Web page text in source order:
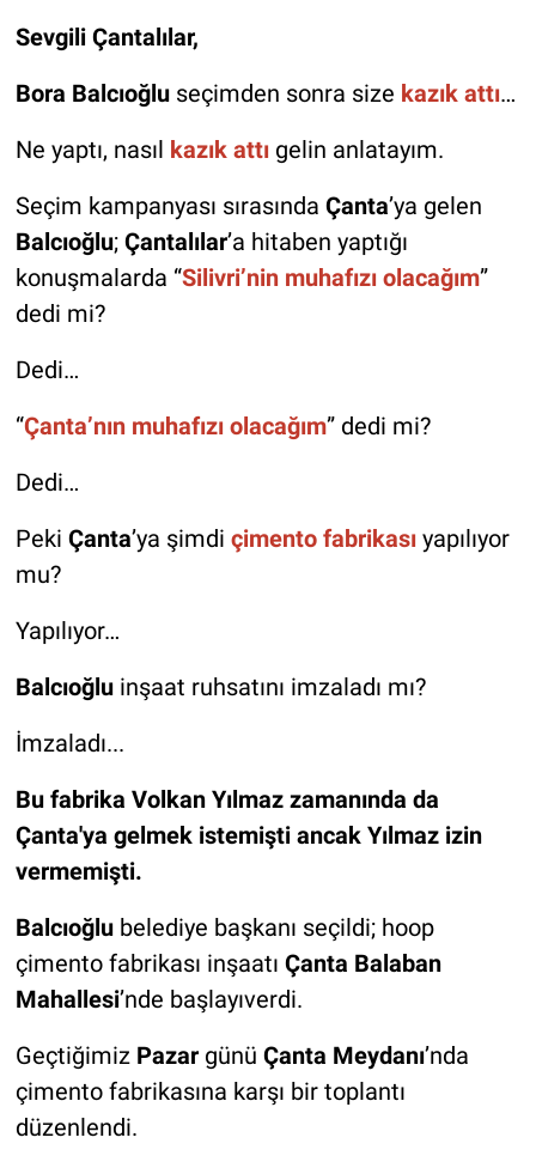
Sevgili Çantalılar,
Bora Balcıoğlu seçimden sonra size kazık attı…
Ne yaptı, nasıl kazık attıgelin anlatayım.
Seçim kampanyası sırasında Çanta’ya gelen
Balcıoğlu; Çantalılar’a hitaben yaptığı
konuşmalarda “Silivri’nin muhafızı olacağım”
dedi mi?
Dedi…
“Çanta’nın muhafızı olacağım” dedi mi?
Dedi…
Peki Çanta’ya şimdi çimento fabrikasıyapılıyor
mu?
Yapılıyor…
Balcıoğluinşaat ruhsatını imzaladı mı?
İmzaladı...
Bu fabrika Volkan Yılmaz zamanında da
Çanta'ya gelmek istemişti ancak Yılmaz izin
vermemişti.
Balcıoğlubelediye başkanı seçildi; hoop
çimento fabrikası inşaatı Çanta Balaban
Mahallesi’nde başlayıverdi.
GeçtiğimizPazargünü Çanta Meydanı’nda
çimento fabrikasına karşı bir toplantı
düzenlendi.